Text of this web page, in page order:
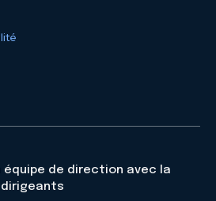
équipe de direction avec la